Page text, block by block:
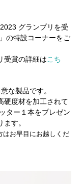
グランプリを受
の特設コーナーをご
受賞の詳細はこち
な製品です。
硬度材を加工されて
ター１本をプレゼン
す。
お早目にお越しくだ